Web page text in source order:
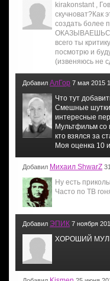
kirakonstant ,
скучноват?Как
создать более
всего ты
посмотрю и
(извеняюсь не
Добавил АлГор 7 мая 2015
Что тут
Смешные
интересные
Мультфильм
кто взялся за
Моя оценка 10
Добавил Михаил ShwarZ
Ну есть
Часто по ТВ
Добавил ЭПИК 7 ноября
ХОРОШИЙ